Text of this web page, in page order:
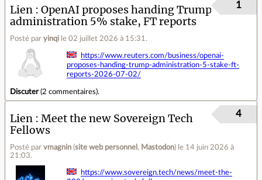
Lien
OpenAI proposes handing Trump
administration 5% stake, FT reports
Posté par yinqi le 02 juillet 2026 à 15:31 .
1
https://www.reuters.com/business/openai-
proposes-handing-trump-administration-5-stake-ft-
reports-2026-07-02/
Discuter(2 commentaires).
Lien
Meet the new Sovereign Tech
Fellows
Posté par vmagnin (site web personnel , Mastodon) le 14 juin 2026 à
21:03.
4
https://www.sovereign.tech/news/meet-the-